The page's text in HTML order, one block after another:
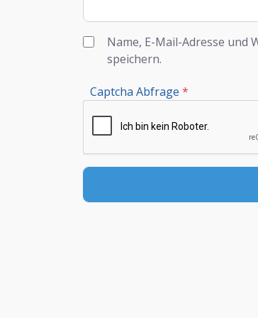
Name, E-Mail-Adresse und
speichern.
Captcha Abfrage *